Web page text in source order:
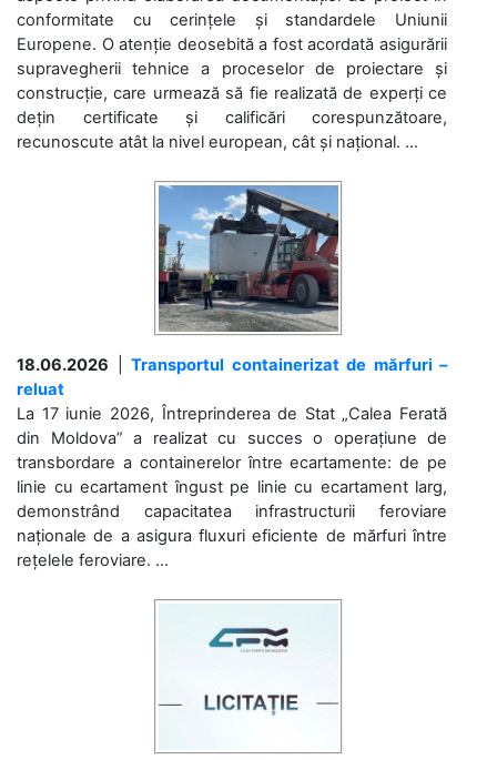
conformitate cu cerințele și standardele Uniunii
Europene. O atenție deosebită a fost acordată asigurării
supravegherii tehnice a proceselor de proiectare și
construcție, care urmează să fie realizată de experți ce
dețin certificate și calificări corespunzătoare,
recunoscute atât la nivel european, cât și național. ...
18.06.2026
Transportul containerizat de mărfuri –
reluat
La 17 iunie 2026, Întreprinderea de Stat „Calea Ferată
din Moldova” a realizat cu succes o operațiune de
transbordare a containerelor între ecartamente: de pe
linie cu ecartament îngust pe linie cu ecartament larg,
demonstrând capacitatea infrastructurii feroviare
naționale de a asigura fluxuri eficiente de mărfuri între
rețelele feroviare. ...